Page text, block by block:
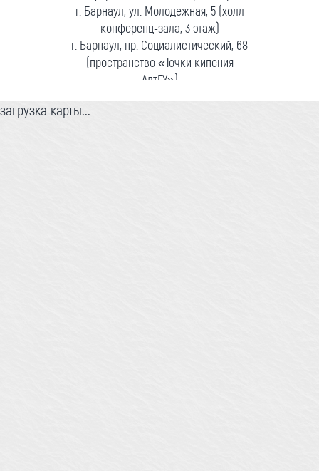
г. Барнаул, ул. Молодежная, 5 (холл
конференц-зала, 3 этаж)
г. Барнаул, пр. Социалистический, 68
(пространство «Точки кипения
АлтГУ»)
загрузка карты...